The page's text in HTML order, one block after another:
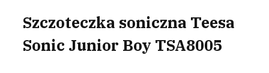
Szczoteczka soniczna Teesa
Sonic Junior Boy TSA8005